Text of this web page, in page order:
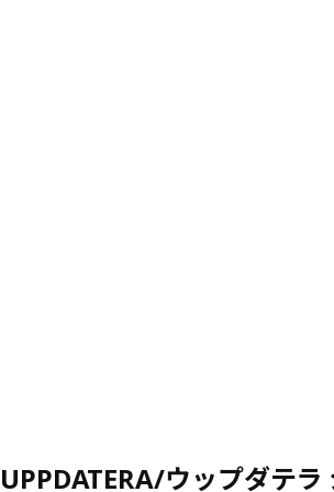
UPPDATERA/ウップダテ